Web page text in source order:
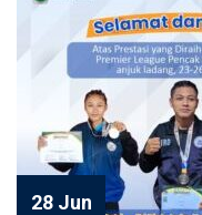
28 Jun